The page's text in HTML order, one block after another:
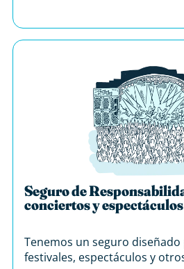
Seguro de
conciertos y espectáculos
Tenemos un seguro
festivales, espectáculos y